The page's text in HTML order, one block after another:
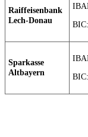
Raiffeisenbank
Lech-Donau
Sparkasse
Altbayern